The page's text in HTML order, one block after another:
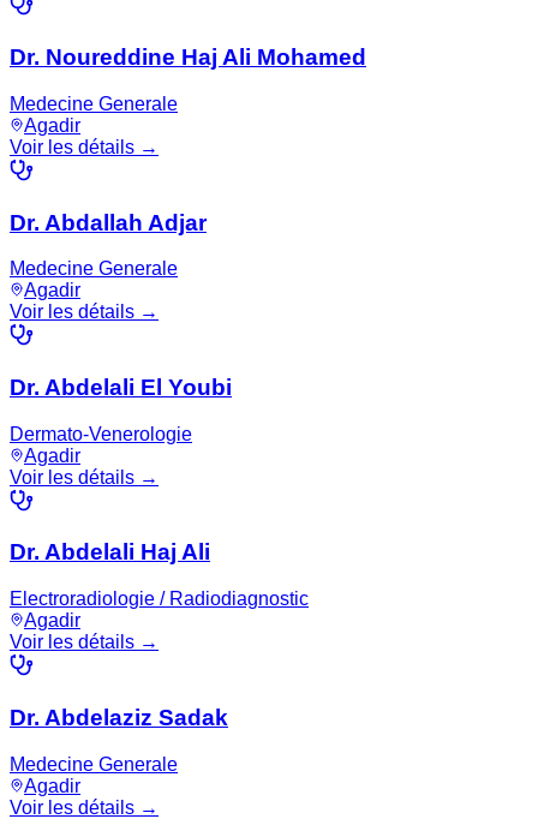
Dr. Noureddine Haj Ali Mohamed
Medecine Generale
Agadir
Voir les détails →
Dr. Abdallah Adjar
Medecine Generale
Agadir
Voir les détails →
Dr. Abdelali El Youbi
Dermato-Venerologie
Agadir
Voir les détails →
Dr. Abdelali Haj Ali
Electroradiologie / Radiodiagnostic
Agadir
Voir les détails →
Dr. Abdelaziz Sadak
Medecine Generale
Agadir
Voir les détails →